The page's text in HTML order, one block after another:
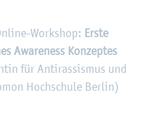
Work­shop: Erste
Awa­re­ness Kon­zep­tes
für An­ti­ras­sis­mus und
Hoch­schu­le Ber­lin)